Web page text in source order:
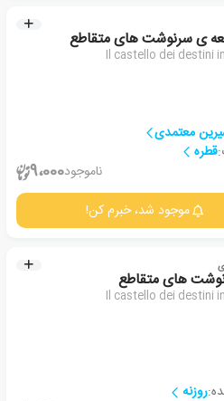
ی سرنوشت های متقاطع
Il castello dei destini
معتمدی
قطره
ناموجود9،000
موجود شد، خبرم کن!
های متقاطع
Il castello dei destini
روزنه